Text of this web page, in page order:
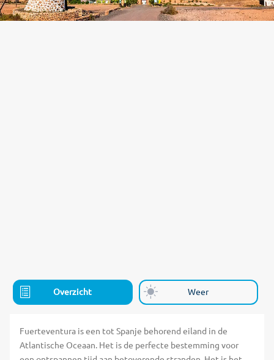
Overzicht Weer
Fuerteventura is een tot Spanje behorend eiland in de
Atlantische Oceaan. Het is de perfecte bestemming voor